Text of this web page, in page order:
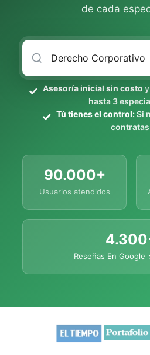
de cada
Asesoría inicial sin costo
hasta 3
Tú tienes el control:Si
90.000+
Usuarios atendidos
Reseñas En